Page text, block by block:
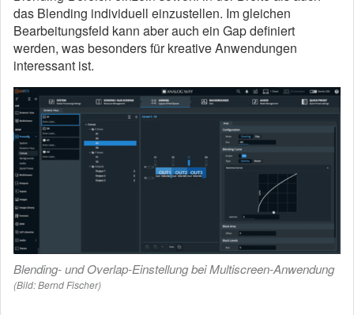
das Blending individuell einzustellen. Im gleichen
Bearbeitungsfeld kann aber auch ein Gap definiert
werden, was besonders für kreative Anwendungen
interessant ist.
Blending- und Overlap-Einstellung bei Multiscreen-Anwendung
(Bild: Bernd Fischer)